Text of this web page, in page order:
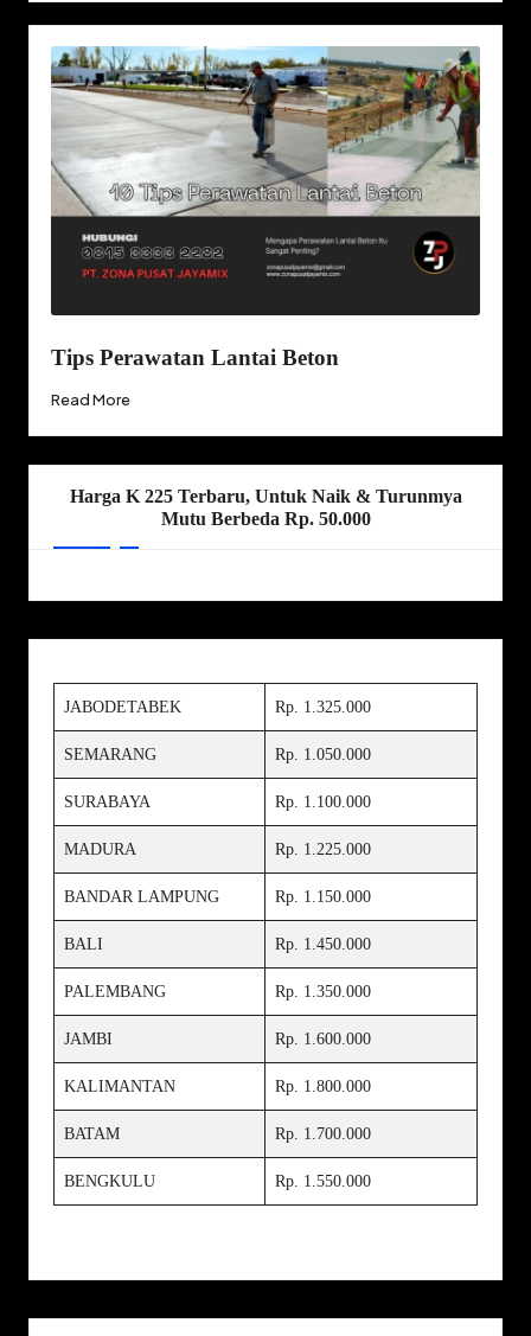
Tips Perawatan Lantai Beton
Read More
Harga K 225 Terbaru, Untuk Naik & Turunmya
Mutu Berbeda Rp. 50.000
JABODETABEK Rp. 1.325.000
SEMARANG Rp. 1.050.000
SURABAYA Rp. 1.100.000
MADURA Rp. 1.225.000
BANDAR LAMPUNG Rp. 1.150.000
BALI Rp. 1.450.000
PALEMBANG Rp. 1.350.000
JAMBI Rp. 1.600.000
KALIMANTAN Rp. 1.800.000
BATAM Rp. 1.700.000
BENGKULU Rp. 1.550.000